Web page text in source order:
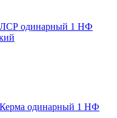
одинарный 1 НФ
одинарный 1 НФ